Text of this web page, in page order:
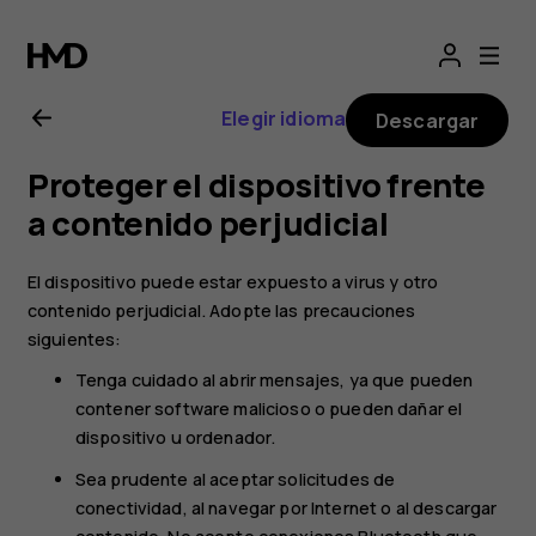
Guía
del
usuario
de
Nokia
130
2017
Elegir idioma Descargar
Proteger el dispositivo frente
a contenido perjudicial
El dispositivo puede estar expuesto a virus y otro
contenido perjudicial. Adopte las precauciones
siguientes:
Tenga cuidado al abrir mensajes, ya que pueden
contener software malicioso o pueden dañar el
dispositivo u ordenador.
Sea prudente al aceptar solicitudes de
conectividad, al navegar por Internet o al descargar